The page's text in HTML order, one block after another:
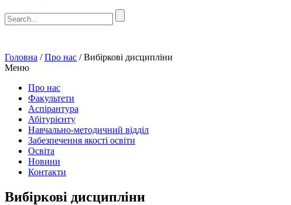
Головна /Про нас /Вибіркові дисципліни
Меню
Про нас
Факультети
Аспірантура
Абітурієнту
Навчально-методичний відділ
Забезпечення якості освіти
Освіта
Новини
Контакти
Вибіркові дисципліни